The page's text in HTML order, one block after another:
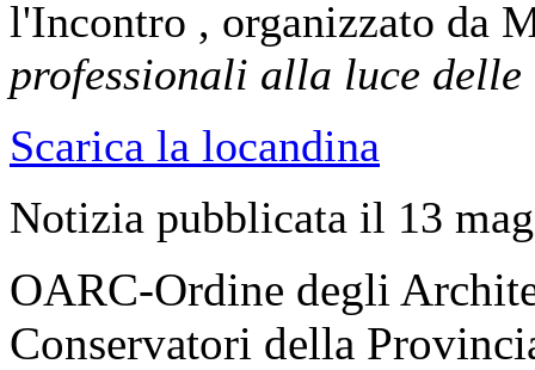
l'Incontro , organizzato da
professionali alla luce
Scarica la locandina
Notizia pubblicata il 13
OARC-Ordine degli
Conservatori della